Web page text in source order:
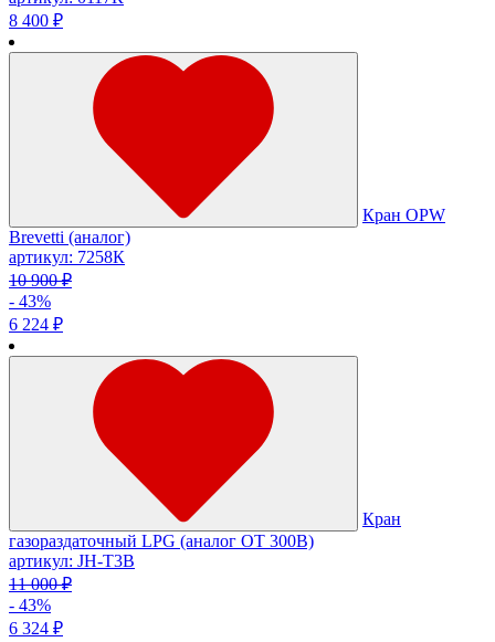
8 400 ₽
Кран OPW
Brevetti (аналог)
артикул: 7258К
10 900 ₽
- 43%
6 224 ₽
Кран
газораздаточный LPG (аналог OT 300B)
артикул: JH-T3B
11 000 ₽
- 43%
6 324 ₽